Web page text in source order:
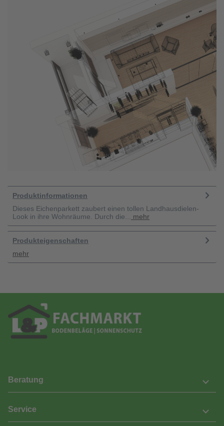
Produktinformationen
Dieses Eichenparkett zaubert einen tollen Landhausdielen-
Look in ihre Wohnräume. Durch die...
mehr
Produkteigenschaften
mehr
Beratung
Service